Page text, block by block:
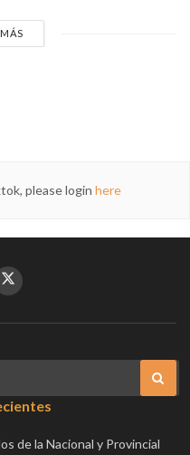
please login here
de la Nacional y Provincial